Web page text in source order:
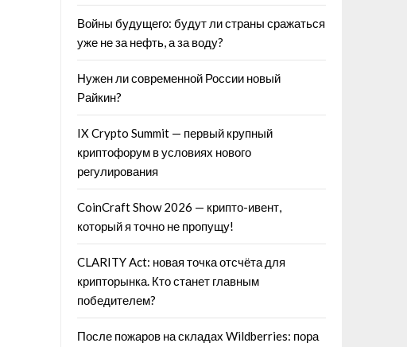
Войны будущего: будут ли страны сражаться
уже не за нефть, а за воду?
Нужен ли современной России новый
Райкин?
IX Crypto Summit — первый крупный
криптофорум в условиях нового
регулирования
CoinCraft Show 2026 — крипто-ивент,
который я точно не пропущу!
CLARITY Act: новая точка отсчёта для
крипторынка. Кто станет главным
победителем?
После пожаров на складах Wildberries: пора